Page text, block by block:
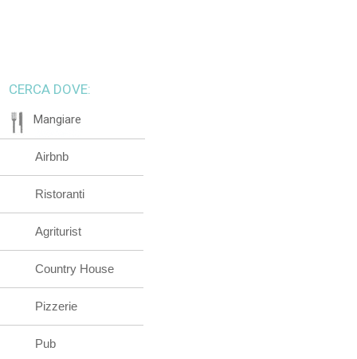
CERCA DOVE:
Mangiare
Airbnb
Ristoranti
Agriturist
Country House
Pizzerie
Pub